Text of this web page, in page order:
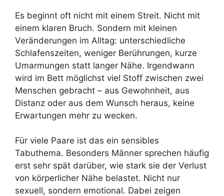
Es beginnt oft nicht mit einem Streit. Nicht mit
einem klaren Bruch. Sondern mit kleinen
Veränderungen im Alltag: unterschiedliche
Schlafenszeiten, weniger Berührungen, kurze
Umarmungen statt langer Nähe. Irgendwann
wird im Bett möglichst viel Stoff zwischen zwei
Menschen gebracht – aus Gewohnheit, aus
Distanz oder aus dem Wunsch heraus, keine
Erwartungen mehr zu wecken.
Für viele Paare ist das ein sensibles
Tabuthema. Besonders Männer sprechen häufig
erst sehr spät darüber, wie stark sie der Verlust
von körperlicher Nähe belastet. Nicht nur
sexuell, sondern emotional. Dabei zeigen